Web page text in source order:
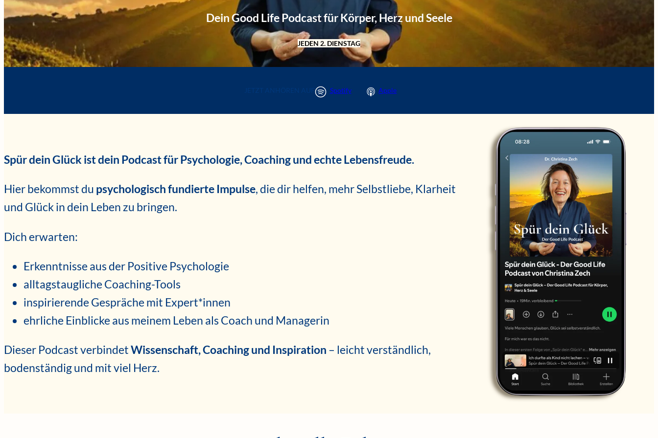
Dein Good Life Podcast für Körper, Herz und Seele
JEDEN 2. DIENSTAG
Spotify Apple
Spür dein Glück ist dein Podcast für Psychologie, Coaching und echte Lebensfreude.
Hier bekommst du psychologisch fundierte Impulse, die dir helfen, mehr Selbstliebe, Klarheit
und Glück in dein Leben zu bringen.
Dich erwarten:
Erkenntnisse aus der Positive Psychologie
alltagstaugliche Coaching-Tools
inspirierende Gespräche mit Expert*innen
ehrliche Einblicke aus meinem Leben als Coach und Managerin
Dieser Podcast verbindetWissenschaft, Coaching und Inspiration – leicht verständlich,
bodenständig und mit viel Herz.